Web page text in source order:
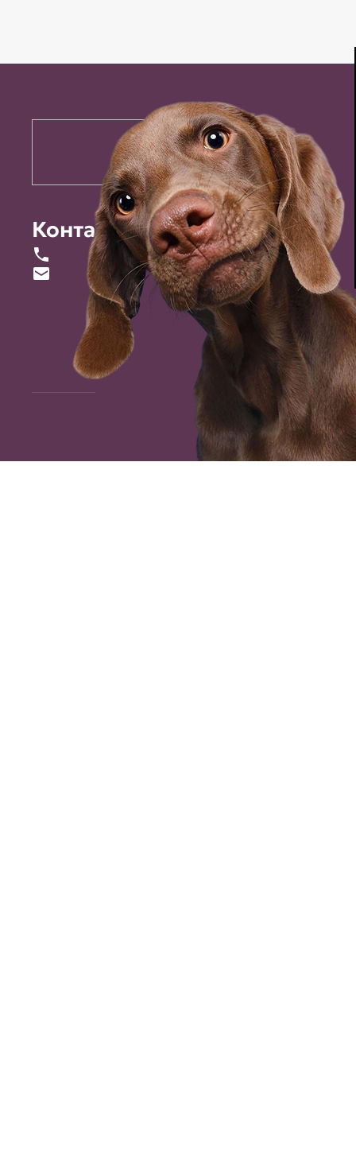
Контакты